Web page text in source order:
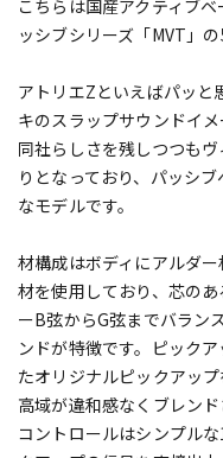
こちらは国産アクティブ
ッシブシリーズ「MVT」の
アトリエZといえばパッと
キのスラップサウンドイメ
同社らしさを残しつつも
りとなっており、パッシ
なモデルです。
材構成はボディにアルダ
材を使用しており、芯の
ーB弦からG弦までバラン
ンドが特徴です。ピック
たオリジナルピックアッ
高域が違和感なくブレンド
コントロールはシンプル